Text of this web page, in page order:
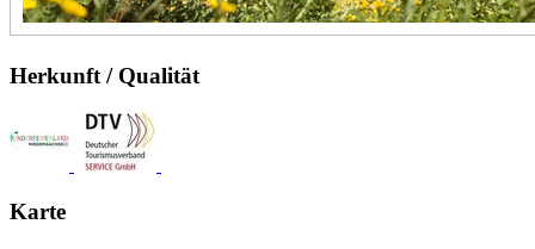
Herkunft / Qualität
Karte